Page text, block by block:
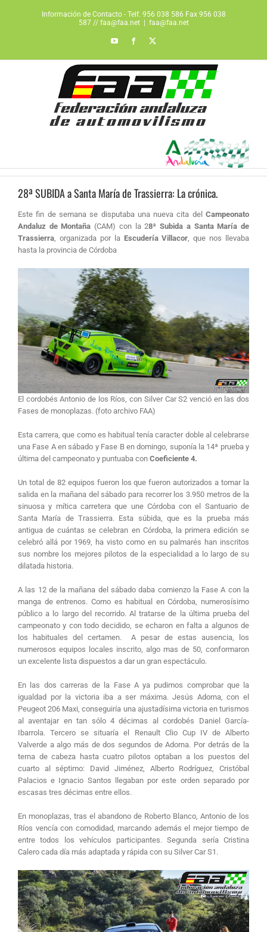
Información de Contacto - Telf. 956 038 586 Fax 956 038
587 // faa@faa.net
faa@faa.net
YouTubeFacebook
28ª SUBIDA a Santa María de Trassierra: La crónica.
Este fin de semana se disputaba una nueva cita del Campeonato
Andaluz de Montaña (CAM) con la 28ª Subida a Santa María de
Trassierra, organizada por la Escudería Villacor, que nos llevaba
hasta la provincia de Córdoba
El cordobés Antonio de los Ríos, con Silver Car S2 venció en las dos
Fases de monoplazas. (foto archivo FAA)
Esta carrera, que como es habitual tenía caracter doble al celebrarse
una Fase A en sábado y Fase B en domingo, suponía la 14ª prueba y
última del campeonato y puntuaba con Coeficiente 4.
Un total de 82 equipos fueron los que fueron autorizados a tomar la
salida en la mañana del sábado para recorrer los 3.950 metros de la
sinuosa y mítica carretera que une Córdoba con el Santuario de
Santa María de Trassierra. Esta súbida, que es la prueba más
antigua de cuántas se celebran en Córdoba, la primera edición se
celebró allá por 1969, ha visto como en su palmarés han inscritos
sus nombre los mejores pilotos de la especialidad a lo largo de su
dilatada historia.
A las 12 de la mañana del sábado daba comienzo la Fase A con la
manga de entrenos. Como es habitual en Córdoba, numerosísimo
público a lo largo del recorrido. Al tratarse de la última prueba del
campeonato y con todo decidido, se echaron en falta a algunos de
los habituales del certamen. A pesar de estas ausencia, los
numerosos equipos locales inscrito, algo mas de 50, conformaron
un excelente lista dispuestos a dar un gran espectáculo.
En las dos carreras de la Fase A ya pudimos comprobar que la
igualdad por la victoria iba a ser máxima. Jesús Adorna, con el
Peugeot 206 Maxi, conseguiría una ajustadísima victoria en turismos
al aventajar en tan sólo 4 décimas al cordobés Daniel García-
Ibarrola. Tercero se situaría el Renault Clio Cup IV de Alberto
Valverde a algo más de dos segundos de Adorna. Por detrás de la
terna de cabeza hasta cuatro pilotos optaban a los puestos del
cuarto al séptimo: David Jiménez, Alberto Rodríguez, Cristóbal
Palacios e Ignacio Santos llegaban por este orden separado por
escasas tres décimas entre ellos.
En monoplazas, tras el abandono de Roberto Blanco, Antonio de los
Ríos vencía con comodidad, marcando además el mejor tiempo de
entre todos los vehículos participantes. Segunda sería Cristina
Calero cada día más adaptada y rápida con su Silver Car S1.